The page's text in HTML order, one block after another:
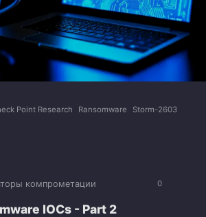
Point Research Ransomware Storm-2603
0
компрометации
IOCs - Part 2